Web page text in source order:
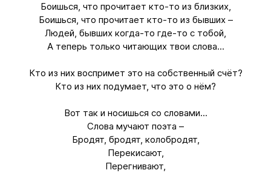
Боишься, что прочитает кто-то из близких,
Боишься, что прочитает кто-то из бывших –
Людей, бывших когда-то где-то с тобой,
А теперь только читающих твои слова...
Кто из них воспримет это на собственный счёт?
Кто из них подумает, что это о нём?
Вот так и носишься со словами...
Слова мучают поэта –
Бродят, бродят, колобродят,
Перекисают,
Перегнивают,